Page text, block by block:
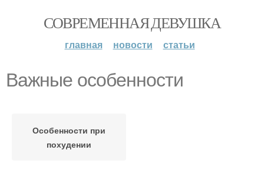
СОВРЕМЕННАЯ ДЕВУШКА
главная новости статьи
Важные особенности
Особенности при
похудении